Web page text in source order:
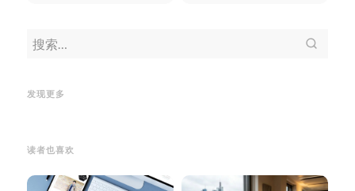
发现更多
者营销任务：作为代理商，我们
读者也喜欢